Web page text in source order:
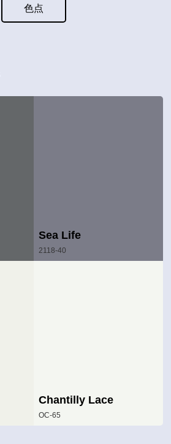
色点
Sea Life
2118-40
Chantilly Lace
OC-65